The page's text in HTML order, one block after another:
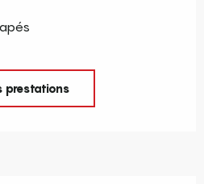
prestations